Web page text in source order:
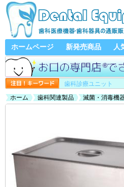
ホームページ 新発売商品 人
歯科診療ユニット
ホーム
歯科関連製品 滅菌・消毒機